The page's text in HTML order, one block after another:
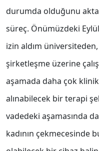
durumda olduğunu
süreç. Önümüzdeki
izin aldım
şirketleşme üzerine
aşamada daha çok
alınabilecek bir terapi
vadedeki aşamasında
kadının çekmecesinde